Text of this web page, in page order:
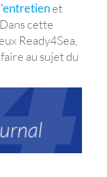
et
cette
Ready4Sea,
au sujet du